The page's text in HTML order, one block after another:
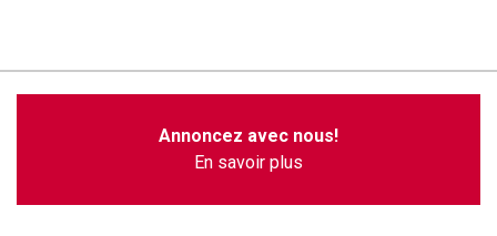
Annoncez avec nous!
En savoir plus